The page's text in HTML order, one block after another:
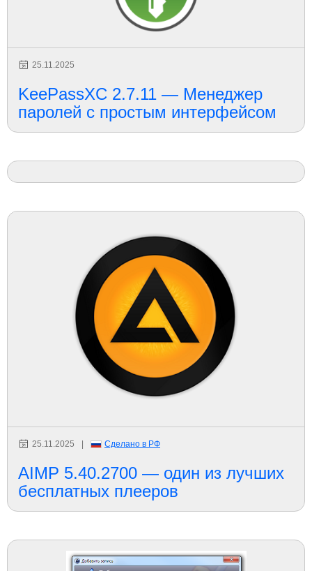
25.11.2025
KeePassXC 2.7.11 — Менеджер
паролей с простым интерфейсом
25.11.2025 Сделано в РФ
AIMP 5.40.2700 — один из лучших
бесплатных плееров